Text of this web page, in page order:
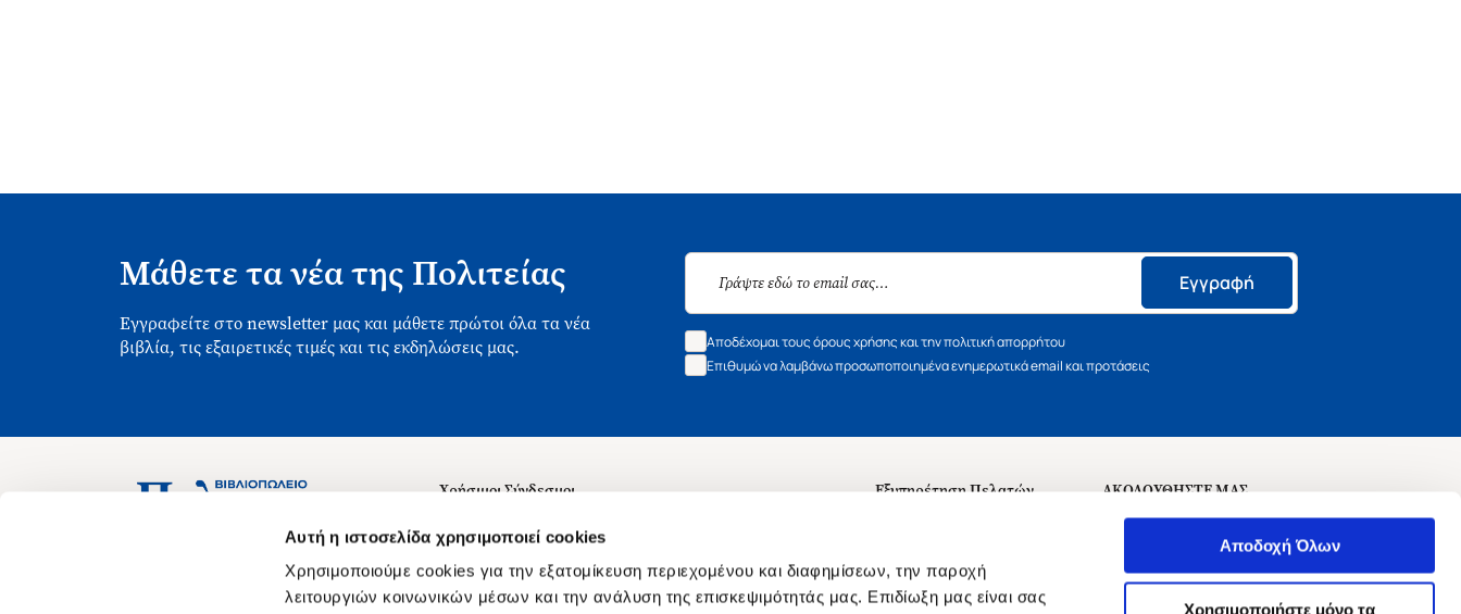
Αυτή η ιστοσελίδα χρησιμοποιεί cookies
Χρησιμοποιούμε cookies για την εξατομίκευση περιεχομένου και διαφημίσεων, την παροχή
λειτουργιών κοινωνικών μέσων και την ανάλυση της επισκεψιμότητάς μας. Επιδίωξη μας είναι σας
Αποδοχή Όλων
Χρησιμοποιήστε μόνο τα
Μάθετε τα νέα της Πολιτείας
Εγγραφείτε στο newsletter μας και μάθετε πρώτοι όλα τα νέα
βιβλία, τις εξαιρετικές τιμές και τις εκδηλώσεις μας.
Εγγραφή
Αποδέχομαι τους όρους χρήσης και την πολιτική απορρήτου
Επιθυμώ να λαμβάνω προσωποποιημένα ενημερωτικά email και προτάσεις
Ασκληπιού 1-3, Αθήνα 106 79
Χρήσιμοι Σύνδεσμοι
Σχετικά με εμάς
Θέσεις Εργασίας
Οδηγίες για τις "Λίστες Επιθυμητών" και τη Βιβλιοθήκη
Εξυπηρέτηση Πελατών
B2B
ΑΚΟΛΟΥΘΗΣΤΕ ΜΑΣ